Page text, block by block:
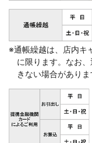
※
コメジルシ
通帳繰越は、店内キ
に限ります。なお
きない場合がありま